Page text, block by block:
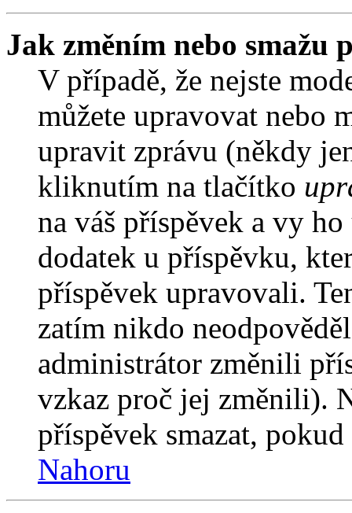
Jak změním nebo smažu
V případě, že nejste
můžete upravovat nebo
upravit zprávu (někdy
kliknutím na tlačítko
na váš příspěvek a vy
dodatek u příspěvku,
příspěvek upravovali.
zatím nikdo
administrátor změnili
vzkaz proč jej změnili).
příspěvek smazat,
Nahoru